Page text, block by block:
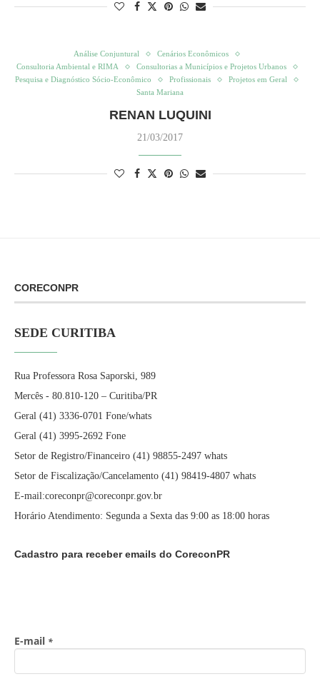
Análise Conjuntural
Cenários Econômicos
Consultoria Ambiental e RIMA
Consultorias a Municípios e Projetos Urbanos
Pesquisa e Diagnóstico Sócio-Econômico
Profissionais
Projetos em Geral
Santa Mariana
RENAN LUQUINI
21/03/2017
CORECONPR
SEDE CURITIBA
Rua Professora Rosa Saporski, 989
Mercês - 80.810-120 – Curitiba/PR
Geral (41) 3336-0701 Fone/whats
Geral (41) 3995-2692 Fone
Setor de Registro/Financeiro (41) 98855-2497 whats
Setor de Fiscalização/Cancelamento (41) 98419-4807 whats
E-mail:coreconpr@coreconpr.gov.br
Horário Atendimento: Segunda a Sexta das 9:00 as 18:00 horas
Cadastro para receber emails do CoreconPR